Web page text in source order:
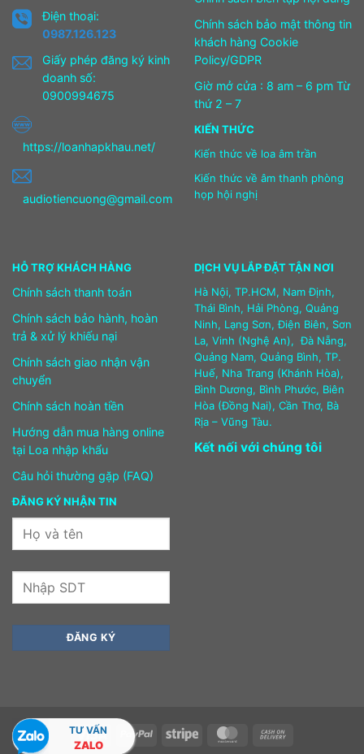
Điện thoại:
0987.126.123
Giấy phép đăng ký kinh
doanh số:
0900994675
https://loanhapkhau.net/
audiotiencuong@gmail.com
Chính sách bảo mật thông tin
khách hàng Cookie
Policy/GDPR
Giờ mở cửa : 8 am – 6 pm Từ
thứ 2 – 7
KIẾN THỨC
Kiến thức về loa âm trần
Kiến thức về âm thanh phòng
họp hội nghị
HỖ TRỢ KHÁCH HÀNG
Chính sách thanh toán
Chính sách bảo hành, hoàn
trả & xử lý khiếu nại
Chính sách giao nhận vận
chuyển
Chính sách hoàn tiền
Hướng dẫn mua hàng online
tại Loa nhập khẩu
Câu hỏi thường gặp (FAQ)
ĐĂNG KÝ NHẬN TIN
DỊCH VỤ LẮP ĐẶT TẬN NƠI
Hà Nội, TP.HCM, Nam Định,
Thái Bình, Hải Phòng, Quảng
Ninh, Lạng Sơn, Điện Biên, Sơn
La, Vinh (Nghệ An), Đà Nẵng,
Quảng Nam, Quảng Bình, TP.
Huế, Nha Trang (Khánh Hòa),
Bình Dương, Bình Phước, Biên
Hòa (Đồng Nai), Cần Thơ, Bà
Rịa – Vũng Tàu.
Kết nối với chúng tôi
PayPal Stripe MasterCard
TƯ VẤN
ZALO